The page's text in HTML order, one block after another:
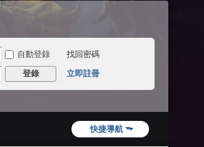
自動登錄
找回密碼
登錄 立即註冊
快捷導航